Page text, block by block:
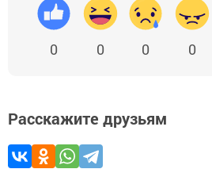
0 0 0 0
Расскажите друзьям